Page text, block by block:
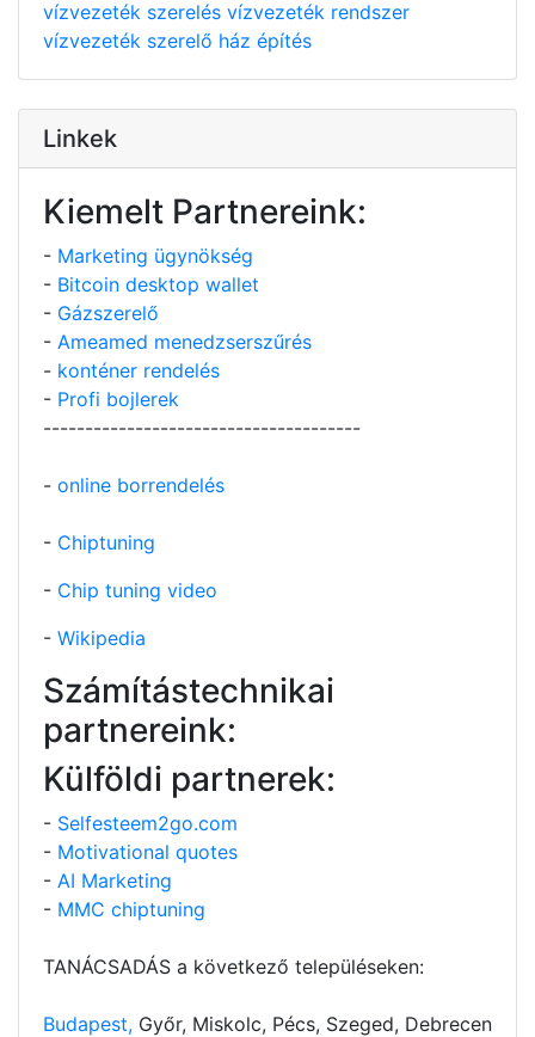
vízvezeték szerelés vízvezeték rendszer
vízvezeték szerelő ház építés
Linkek
Kiemelt Partnereink:
- Marketing ügynökség
- Bitcoin desktop wallet
- Gázszerelő
- Ameamed menedzserszűrés
- konténer rendelés
- Profi bojlerek
--------------------------------------
- online borrendelés
- Chiptuning
- Chip tuning video
- Wikipedia
Számítástechnikai
partnereink:
Külföldi partnerek:
- Selfesteem2go.com
- Motivational quotes
- AI Marketing
- MMC chiptuning
TANÁCSADÁS a következő településeken:
Budapest, Győr, Miskolc, Pécs, Szeged, Debrecen